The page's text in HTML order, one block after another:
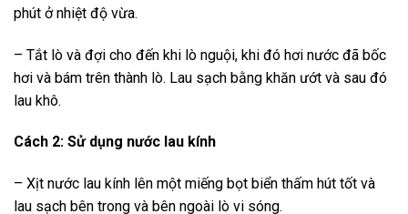
phút ở nhiệt độ vừa.
– Tắt lò và đợi cho đến khi lò nguội, khi đó hơi nước đã bốc
hơi và bám trên thành lò. Lau sạch bằng khăn ướt và sau đó
lau khô.
Cách 2: Sử dụng nước lau kính
– Xịt nước lau kính lên một miếng bọt biển thấm hút tốt và
lau sạch bên trong và bên ngoài lò vi sóng.